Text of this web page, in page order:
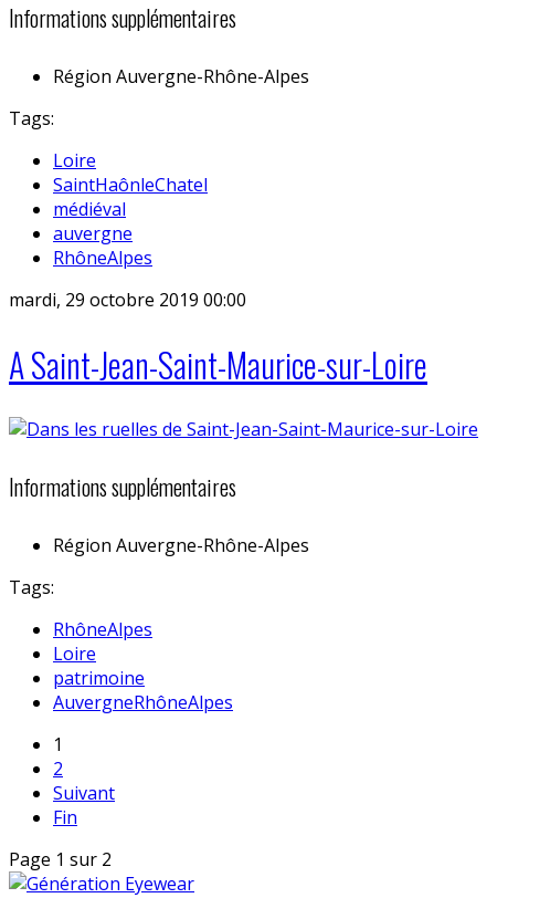
Informations supplémentaires
Région Auvergne-Rhône-Alpes
Tags:
Loire
SaintHaônleChatel
médiéval
auvergne
RhôneAlpes
mardi, 29 octobre 2019 00:00
A Saint-Jean-Saint-Maurice-sur-Loire
Informations supplémentaires
Région Auvergne-Rhône-Alpes
Tags:
RhôneAlpes
Loire
patrimoine
AuvergneRhôneAlpes
1
2
Suivant
Fin
Page 1 sur 2